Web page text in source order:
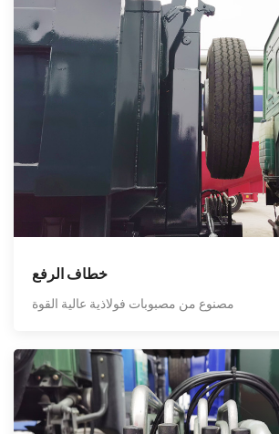
خطاف الرفع
مصنوع من مصبوبات فولاذية عالية القوة